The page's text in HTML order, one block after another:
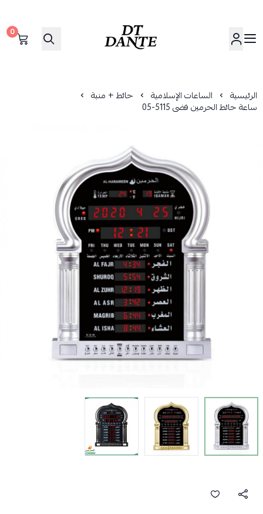
دانتي | DANTE
0
الرئيسية الساعات الإسلامية حائط + منبة
ساعة حائط الحرمين فضى 5115-05